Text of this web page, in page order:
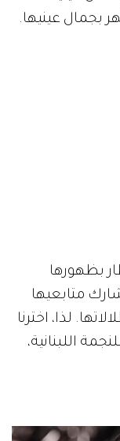
بجمال عينيها.
بظهورها
متابعيها
لذا، اخترنا
اللبنانية،